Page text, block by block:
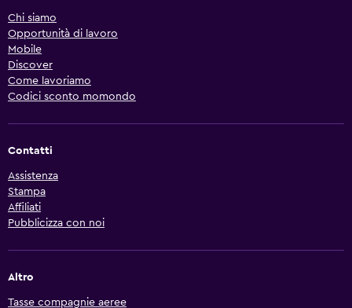
Chi siamo
Opportunità di lavoro
Mobile
Discover
Come lavoriamo
Codici sconto momondo
Contatti
Assistenza
Stampa
Affiliati
Pubblicizza con noi
Altro
Tasse compagnie aeree